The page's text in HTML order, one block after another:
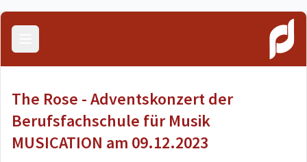
Menü öffnen
The Rose - Adventskonzert der
Berufsfachschule für Musik
MUSICATION am 09.12.2023